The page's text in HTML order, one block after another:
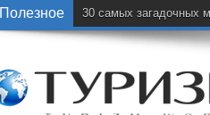
Полезное 30 самых загадочных